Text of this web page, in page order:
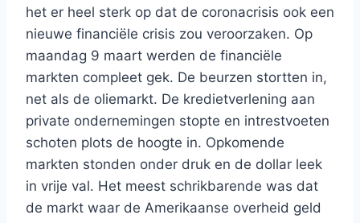
het er heel sterk op dat de coronacrisis ook een
nieuwe financiële crisis zou veroorzaken. Op
maandag 9 maart werden de financiële
markten compleet gek. De beurzen stortten in,
net als de oliemarkt. De kredietverlening aan
private ondernemingen stopte en intrestvoeten
schoten plots de hoogte in. Opkomende
markten stonden onder druk en de dollar leek
in vrije val. Het meest schrikbarende was dat
de markt waar de Amerikaanse overheid geld